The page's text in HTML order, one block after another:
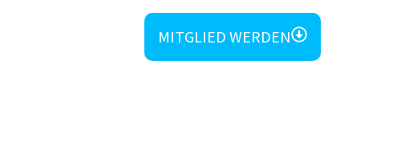
MITGLIED WERDEN